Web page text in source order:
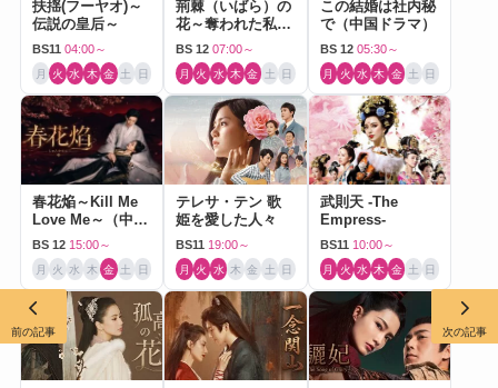
扶揺(フーヤオ)～
伝説の皇后～
BS11 04:00～
月 火 水 木 金 土 日
荊棘（いばら）の
花～奪われた私～
（中国ドラマ）
BS 12 07:00～
月 火 水 木 金 土 日
この結婚は社内秘
で（中国ドラマ）
BS 12 05:30～
月 火 水 木 金 土 日
春花焔～Kill Me
Love Me～（中国
ドラマ）
BS 12 15:00～
月 火 水 木 金 土 日
テレサ・テン 歌
姫を愛した人々
BS11 19:00～
月 火 水 木 金 土 日
武則天 -The
Empress-
BS11 10:00～
月 火 水 木 金 土 日
前の記事 次の記事